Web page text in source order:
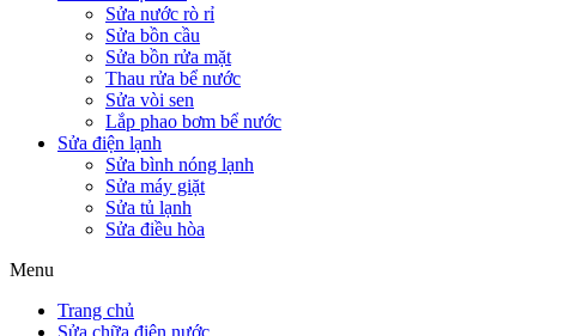
Sửa nước rò rỉ
Sửa bồn cầu
Sửa bồn rửa mặt
Thau rửa bể nước
Sửa vòi sen
Lắp phao bơm bể nước
Sửa điện lạnh
Sửa bình nóng lạnh
Sửa máy giặt
Sửa tủ lạnh
Sửa điều hòa
Menu
Trang chủ
Sửa chữa điện nước